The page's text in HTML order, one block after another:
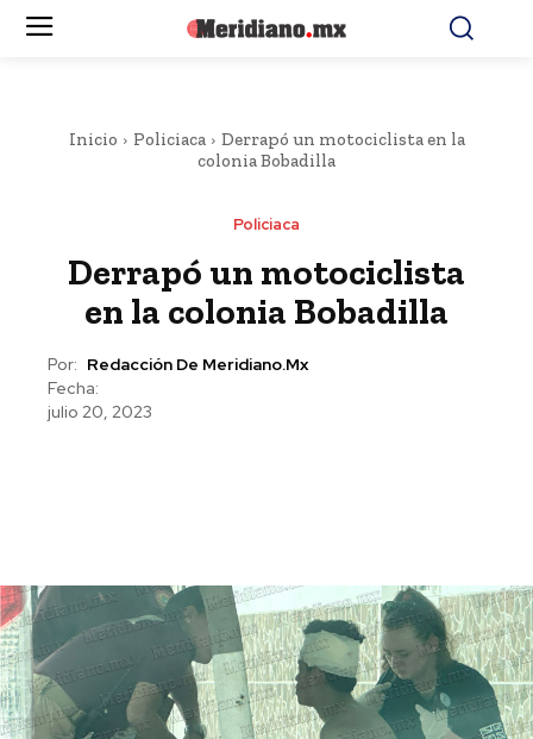
Inicio Policiaca
Derrapó un motociclista en la
colonia Bobadilla
Policiaca
Derrapó un motociclista
en la colonia Bobadilla
Por: Redacción De Meridiano.mx
Fecha:
julio 20, 2023